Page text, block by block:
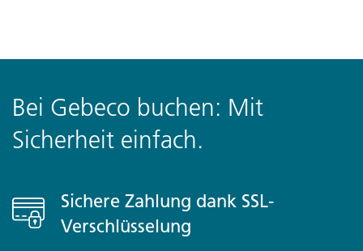
Bei Gebeco buchen: Mit
Sicherheit einfach.
Sichere Zahlung dank SSL-
Verschlüsselung